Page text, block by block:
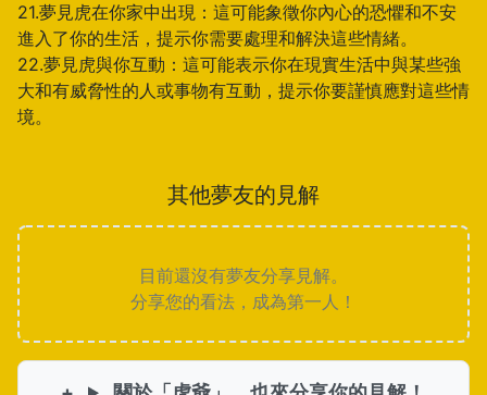
21.夢見虎在你家中出現：這可能象徵你內心的恐懼和不安
進入了你的生活，提示你需要處理和解決這些情緒。
22.夢見虎與你互動：這可能表示你在現實生活中與某些強
大和有威脅性的人或事物有互動，提示你要謹慎應對這些情
境。
其他夢友的見解
目前還沒有夢友分享見解。
分享您的看法，成為第一人！